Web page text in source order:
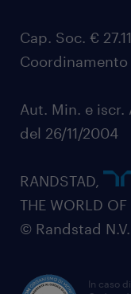
Cap. Soc. €
Coordinamento
Aut. Min. e iscr.
del 26/11/2004
RANDSTAD,
THE WORLD
© Randstad N.V.
In caso